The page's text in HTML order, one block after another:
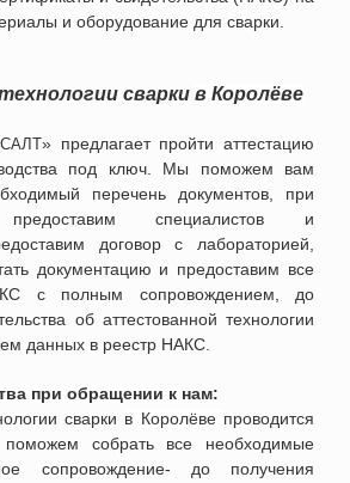
и оборудование для сварки.
сварки в Королёве
» предлагает пройти аттестацию
под ключ. Мы поможем вам
перечень документов, при
предоставим специалистов и
договор с лабораторией,
документацию и предоставим все
с полным сопровождением, до
об аттестованной технологии
данных в реестр НАКС.
при обращении к нам:
сварки в Королёве проводится
собрать все необходимые
сопровождение- до получения